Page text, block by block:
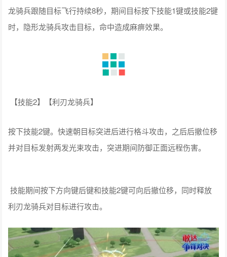
射，再折射至未被挂载隐形龙骑兵的目标。
龙骑兵跟随目标飞行持续8秒，期间目标按下技能1键或技能2键
时，隐形龙骑兵攻击目标，命中造成麻痹效果。
【技能2】【利刃龙骑兵】